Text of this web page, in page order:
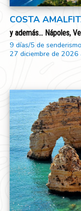
COSTA
y además... Nápoles,
9 días/5 de senderismo
27 diciembre de